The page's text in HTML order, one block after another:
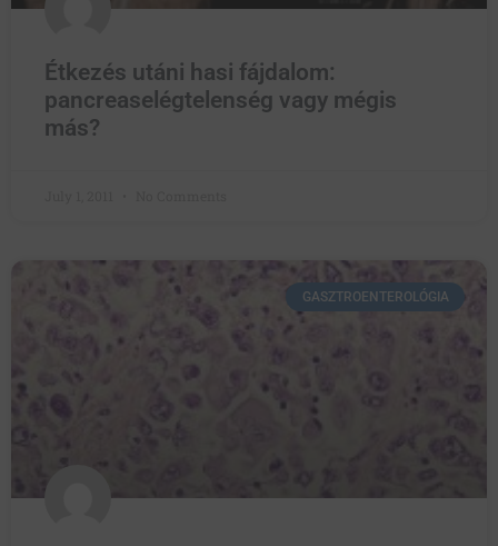
Étkezés utáni hasi fájdalom:
pancreaselégtelenség vagy mégis
más?
GASZTROENTEROLÓGIA